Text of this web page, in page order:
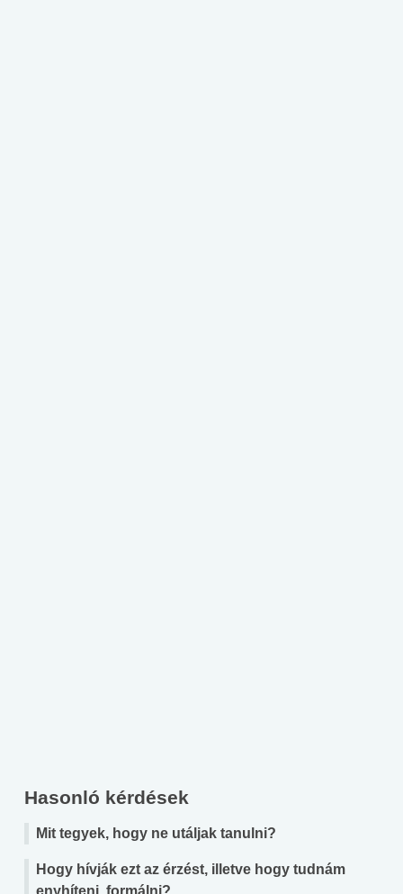
Hasonló kérdések
Mit tegyek, hogy ne utáljak tanulni?
Hogy hívják ezt az érzést, illetve hogy tudnám
enyhíteni, formálni?